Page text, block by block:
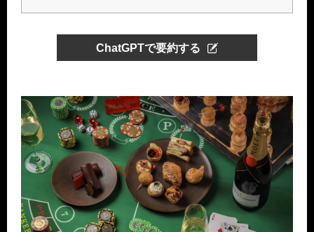
ChatGPTで要約する